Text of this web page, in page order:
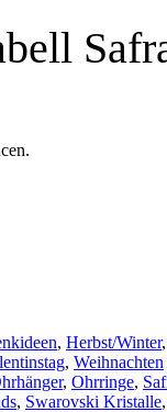
, Herbst/Winter,
, Weihnachten
, Ohrringe,
, Swarovski Kristalle,